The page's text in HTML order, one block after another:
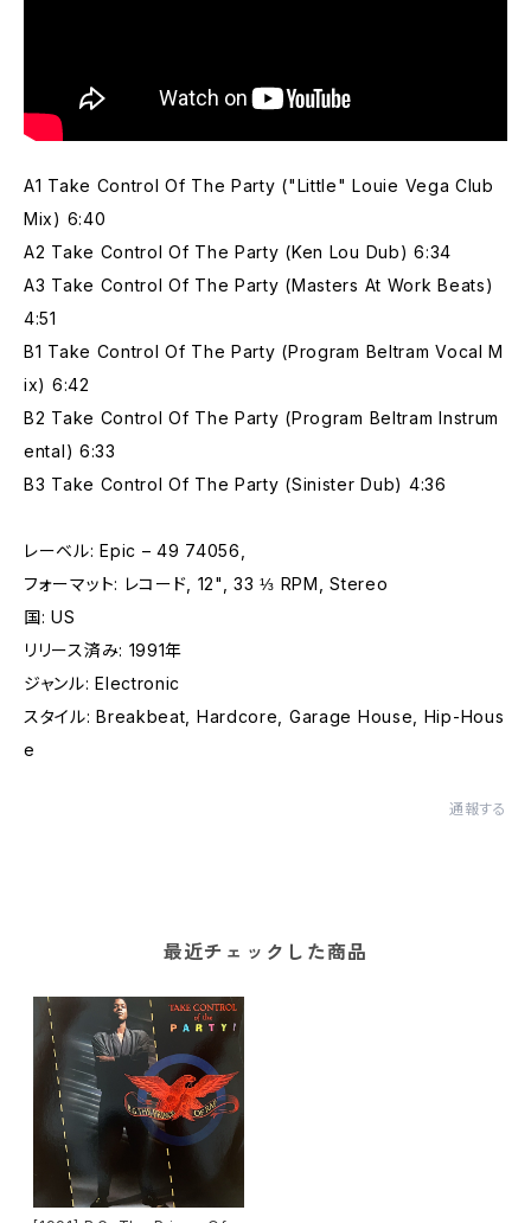
A1 Take Control Of The Party ("Little" Louie Vega Club
Mix) 6:40
A2 Take Control Of The Party (Ken Lou Dub) 6:34
A3 Take Control Of The Party (Masters At Work Beats)
4:51
B1 Take Control Of The Party (Program Beltram Vocal M
ix) 6:42
B2 Take Control Of The Party (Program Beltram Instrum
ental) 6:33
B3 Take Control Of The Party (Sinister Dub) 4:36
レーベル: Epic – 49 74056,
フォーマット: レコード, 12", 33 ⅓ RPM, Stereo
国: US
リリース済み: 1991年
ジャンル: Electronic
スタイル: Breakbeat, Hardcore, Garage House, Hip-Hous
e
通報する
最近チェックした商品